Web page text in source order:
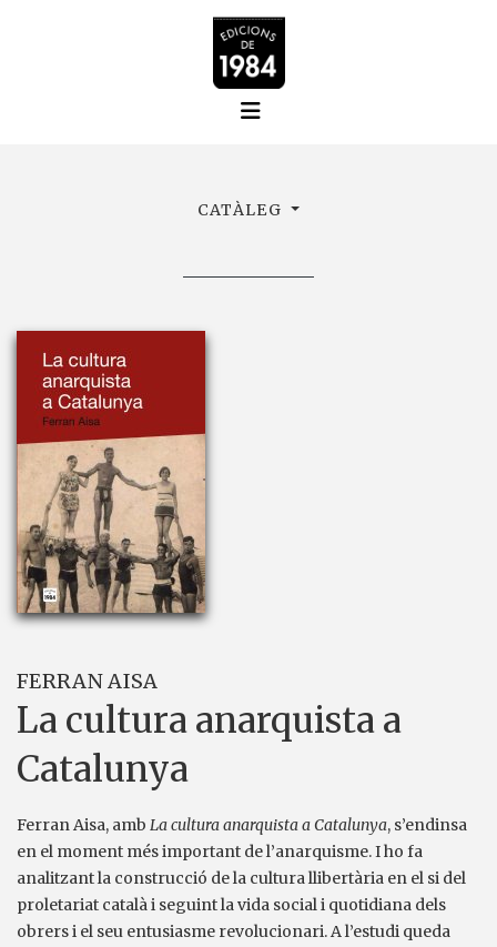
CATÀLEG
FERRAN AISA
La cultura anarquista a
Catalunya
Ferran Aisa, amb La cultura anarquista a Catalunya, s’endinsa
en el moment més important de l’anarquisme. I ho fa
analitzant la construcció de la cultura llibertària en el si del
proletariat català i seguint la vida social i quotidiana dels
obrers i el seu entusiasme revolucionari. A l’estudi queda